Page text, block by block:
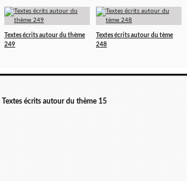
Textes écrits autour du thème
249
Textes écrits autour du tème
248
Textes écrits autour du thème 15